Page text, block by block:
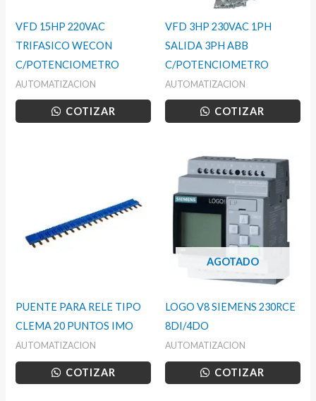
VFD 15HP 220VAC
TRIFASICO WECON
C/POTENCIOMETRO
AUTOMATIZACION
COTIZAR
VFD 3HP 230VAC 1PH
SALIDA 3PH ABB
C/POTENCIOMETRO
AUTOMATIZACION
COTIZAR
PUENTE PARA RELE TIPO
CLEMA 20 PUNTOS IMO
AUTOMATIZACION
COTIZAR
AGOTADO
LOGO V8 SIEMENS 230RCE
8DI/4DO
AUTOMATIZACION
COTIZAR